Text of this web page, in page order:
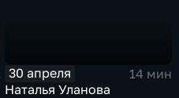
30 апреля
14 мин
Наталья Уланова